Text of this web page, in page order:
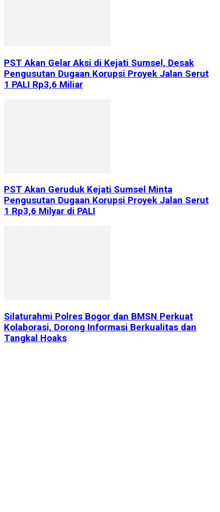
PST Akan Gelar Aksi di Kejati Sumsel, Desak
Pengusutan Dugaan Korupsi Proyek Jalan Serut
1 PALI Rp3,6 Miliar
PST Akan Geruduk Kejati Sumsel Minta
Pengusutan Dugaan Korupsi Proyek Jalan Serut
1 Rp3,6 Milyar di PALI
Silaturahmi Polres Bogor dan BMSN Perkuat
Kolaborasi, Dorong Informasi Berkualitas dan
Tangkal Hoaks